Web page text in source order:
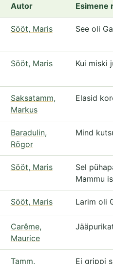
Autor Esimene
Sööt, Maris See oli
Sööt, Maris Kui miski
Saksatamm,
Markus
Elasid
Baradulin,
Rõgor
Mind
Sööt, Maris
Sel
Mammu
Sööt, Maris Larim oli
Carême,
Maurice
Tamm, Ei grippi